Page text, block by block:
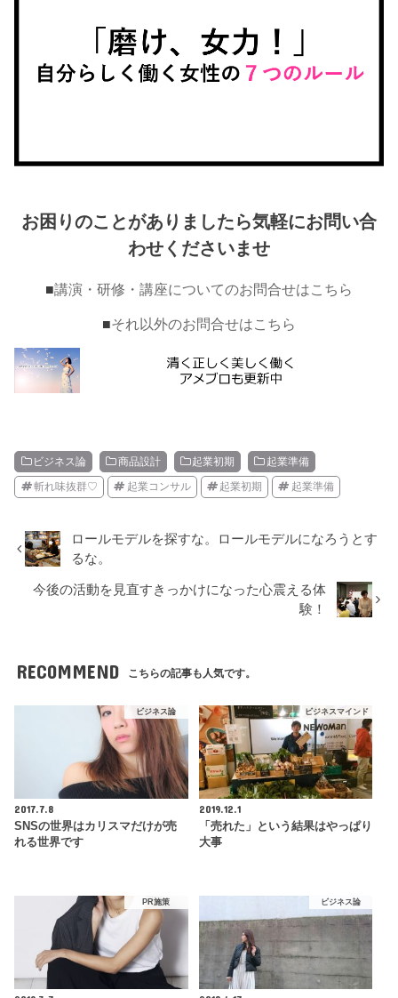
お困りのことがありましたら気軽にお問い合
わせくださいませ
■講演・研修・講座についてのお問合せはこちら
■それ以外のお問合せはこちら
ビジネス論 商品設計 起業初期 起業準備
斬れ味抜群♡ 起業コンサル 起業初期 起業準備
ロールモデルを探すな。ロールモデルになろうとす
るな。
今後の活動を見直すきっかけになった心震える体
験！
RECOMMEND こちらの記事も人気です。
ビジネス論
2017.7.8
SNSの世界はカリスマだけが売
れる世界です
ビジネスマインド
2019.12.1
「売れた」という結果はやっぱり
大事
PR施策 ビジネス論